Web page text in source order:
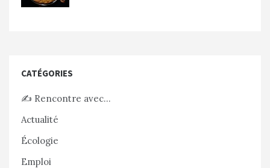
CATÉGORIES
✍️ Rencontre avec…
Actualité
Écologie
Emploi